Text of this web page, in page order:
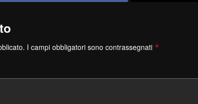
I campi obbligatori sono contrassegnati *